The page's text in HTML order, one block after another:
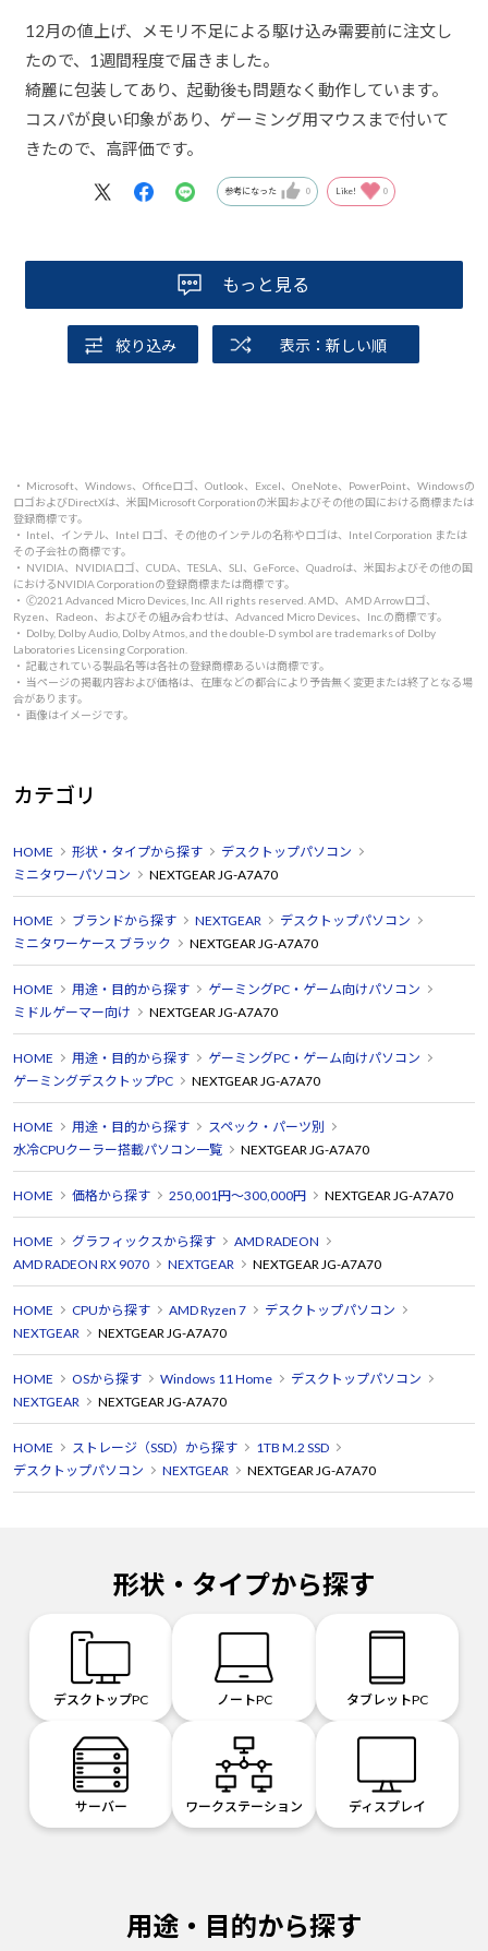
12月の値上げ、メモリ不足による駆け込み需要前に注文し
たので、1週間程度で届きました。
綺麗に包装してあり、起動後も問題なく動作しています。
コスパが良い印象があり、ゲーミング用マウスまで付いて
きたので、高評価です。
参考になった 0 Like! 0
もっと見る
絞り込み 表示：新しい順
・ Microsoft、Windows、Officeロゴ、Outlook、Excel、OneNote、PowerPoint、Windowsの
ロゴおよびDirectXは、米国Microsoft Corporationの米国およびその他の国における商標または
登録商標です。
・ Intel、インテル、Intel ロゴ、その他のインテルの名称やロゴは、Intel Corporation または
その子会社の商標です。
・ NVIDIA、NVIDIAロゴ、CUDA、TESLA、SLI、GeForce、Quadroは、米国およびその他の国
におけるNVIDIA Corporationの登録商標または商標です。
・ 🄫2021 Advanced Micro Devices, Inc. All rights reserved. AMD、AMD Arrowロゴ、
Ryzen、Radeon、およびその組み合わせは、Advanced Micro Devices、Inc.の商標です。
・ Dolby, Dolby Audio, Dolby Atmos, and the double-D symbol are trademarks of Dolby
Laboratories Licensing Corporation.
・ 記載されている製品名等は各社の登録商標あるいは商標です。
・ 当ページの掲載内容および価格は、在庫などの都合により予告無く変更または終了となる場
合があります。
・ 画像はイメージです。
カテゴリ
HOME 形状・タイプから探す
デスクトップパソコン
ミニタワーパソコン
NEXTGEAR JG-A7A70
HOME ブランドから探す NEXTGEAR
デスクトップパソコン
ミニタワーケース ブラック
NEXTGEAR JG-A7A70
HOME 用途・目的から探す
ゲーミングPC・ゲーム向けパソコン
ミドルゲーマー向け
NEXTGEAR JG-A7A70
HOME 用途・目的から探す
ゲーミングPC・ゲーム向けパソコン
ゲーミングデスクトップPC
NEXTGEAR JG-A7A70
HOME 用途・目的から探す
スペック・パーツ別
水冷CPUクーラー搭載パソコン一覧
NEXTGEAR JG-A7A70
HOME 価格から探す 250,001円～300,000円 NEXTGEAR JG-A7A70
HOME グラフィックスから探す
AMD RADEON
AMD RADEON RX 9070
NEXTGEAR NEXTGEAR JG-A7A70
HOME CPUから探す AMD Ryzen 7
デスクトップパソコン
NEXTGEAR
NEXTGEAR JG-A7A70
HOME OSから探す Windows 11 Home
デスクトップパソコン
NEXTGEAR
NEXTGEAR JG-A7A70
HOME ストレージ（SSD）から探す
1TB M.2 SSD
デスクトップパソコン
NEXTGEAR NEXTGEAR JG-A7A70
形状・タイプから探す
デスクトップPC ノートPC タブレットPC
サーバー ワークステーション ディスプレイ
用途・目的から探す